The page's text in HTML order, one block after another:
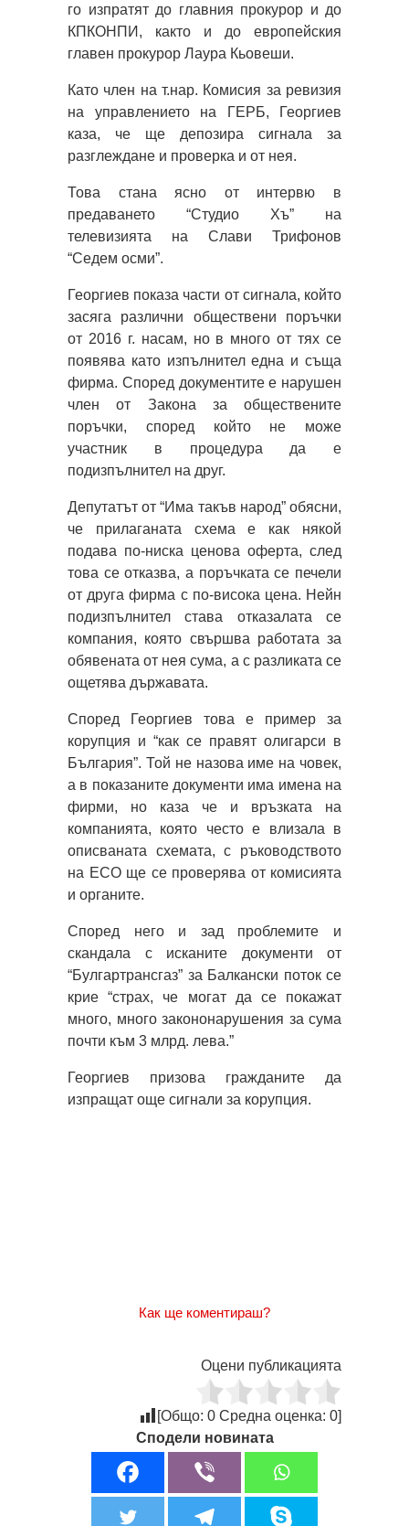
го изпратят до главния прокурор и до
КПКОНПИ, както и до европейския
главен прокурор Лаура Кьовеши.
Като член на т.нар. Комисия за ревизия
на управлението на ГЕРБ, Георгиев
каза, че ще депозира сигнала за
разглеждане и проверка и от нея.
Това стана ясно от интервю в
предаването “Студио Хъ” на
телевизията на Слави Трифонов
“Седем осми”.
Георгиев показа части от сигнала, който
засяга различни обществени поръчки
от 2016 г. насам, но в много от тях се
появява като изпълнител една и съща
фирма. Според документите е нарушен
член от Закона за обществените
поръчки, според който не може
участник в процедура да е
подизпълнител на друг.
Депутатът от “Има такъв народ” обясни,
че прилаганата схема е как някой
подава по-ниска ценова оферта, след
това се отказва, а поръчката се печели
от друга фирма с по-висока цена. Нейн
подизпълнител става отказалата се
компания, която свършва работата за
обявената от нея сума, а с разликата се
ощетява държавата.
Според Георгиев това е пример за
корупция и “как се правят олигарси в
България”. Той не назова име на човек,
а в показаните документи има имена на
фирми, но каза че и връзката на
компанията, която често е влизала в
описваната схемата, с ръководството
на ЕСО ще се проверява от комисията
и органите.
Според него и зад проблемите и
скандала с исканите документи от
“Булгартрансгаз” за Балкански поток се
крие “страх, че могат да се покажат
много, много закононарушения за сума
почти към 3 млрд. лева.”
Георгиев призова гражданите да
изпращат още сигнали за корупция.
Как ще коментираш?
Оцени публикацията
[Общо: 0 Средна оценка: 0]
Сподели новината